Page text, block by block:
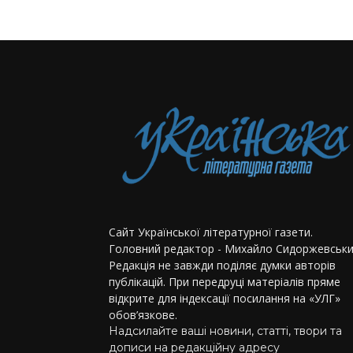
Сайт Української літературної газети.
Головний редактор - Михайло
Редакція не завжди поділяє думки авторів
публікацій. При передруці матеріалів пряме
відкрите для індексації посилання на «УЛГ»
обов’язкове.
Надсилайте ваші новини, статті, твори та
дописи на редакційну адресу